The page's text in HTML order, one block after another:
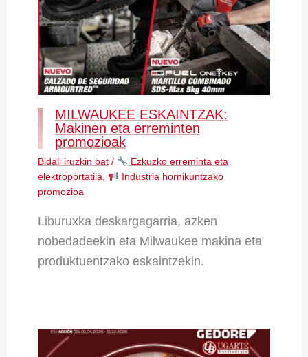
MILWAUKEE ESKAINTZAK:
Makinen eta erreminten
promozioak
Bidali iruzkin bat /
Ezkuzko erreminta eta
elektroportatila
Industria hornikuntzako
promozioa
Liburuxka deskargagarria, azken
nobedadeekin eta Milwaukee makina eta
produktuentzako eskaintzekin.